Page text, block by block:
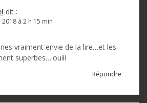
dit :
2018 à 2 h 15 min
vraiment envie de la lire…et les
superbes….ouiii
Répondre